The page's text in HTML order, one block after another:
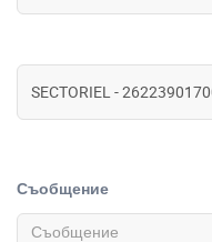
Съобщение